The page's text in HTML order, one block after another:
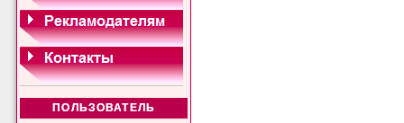
ПОЛЬЗОВАТЕЛЬ